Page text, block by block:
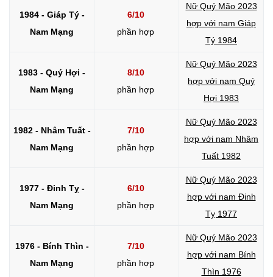
1984 - Giáp Tý -
Nam Mạng
6/10
phần hợp
Nữ Quý Mão 2023
hợp với nam Giáp
Tý 1984
1983 - Quý Hợi -
Nam Mạng
8/10
phần hợp
Nữ Quý Mão 2023
hợp với nam Quý
Hợi 1983
1982 - Nhâm Tuất -
Nam Mạng
7/10
phần hợp
Nữ Quý Mão 2023
hợp với nam Nhâm
Tuất 1982
1977 - Đinh Tỵ -
Nam Mạng
6/10
phần hợp
Nữ Quý Mão 2023
hợp với nam Đinh
Tỵ 1977
1976 - Bính Thìn -
Nam Mạng
7/10
phần hợp
Nữ Quý Mão 2023
hợp với nam Bính
Thìn 1976